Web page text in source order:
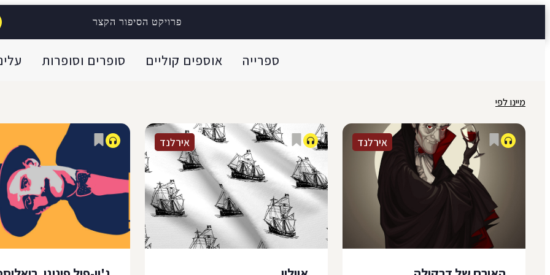
פרויקט הסיפור הקצר
ספרייה אוספים קוליים סופרים וסופרות
מיינו לפי
אירלנד
ב-1914, שנתיים אחרי מותו של סטוקר.
והאירה על...
אירלנד
האיש מן הבית האחרון עבר בדרכו
אלא על התבוססות בבורות,
התבוססות של חזיר
רחוב נוֹרת ריצ'מוֹנד, רחוב ללא מוצא,
היה רחוב שקט, חוץ מבשעה
ש"בית-הספר של האחים הנוצרים"
שילח לחופשי את תלמידיו. בית ריק של